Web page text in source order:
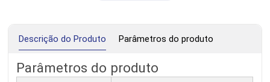
Descrição do Produto Parâmetros do produto
Parâmetros do produto